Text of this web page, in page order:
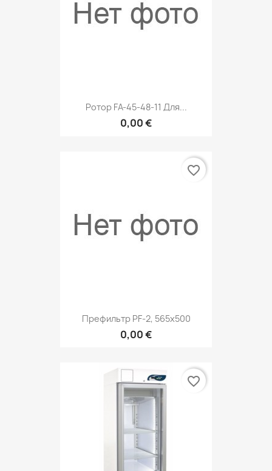
Ротор FA-45-48-11 Для...
0,00 €
Префильтр PF-2, 565х500
0,00 €
favorite_border
favorite_border